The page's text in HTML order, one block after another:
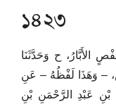
১৪২৩
الأَبَّارُ، ح وَحَدَّثَنَا
– وَهَذَا لَفْظُهُ – عَنِ
عَبْدِ الرَّحْمَنِ بْنِ